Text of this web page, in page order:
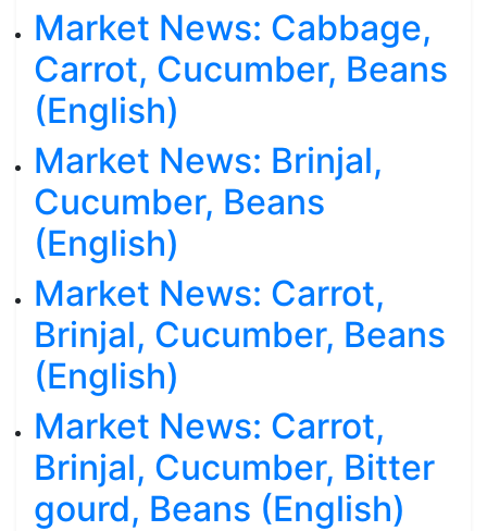
Market News: Cabbage,
Carrot, Cucumber, Beans
(English)
Market News: Brinjal,
Cucumber, Beans
(English)
Market News: Carrot,
Brinjal, Cucumber, Beans
(English)
Market News: Carrot,
Brinjal, Cucumber, Bitter
gourd, Beans (English)